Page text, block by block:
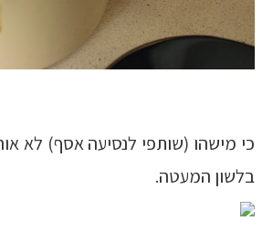
כי מישהו (שותפי לנסיעה אסף) לא
בלשון המעטה.